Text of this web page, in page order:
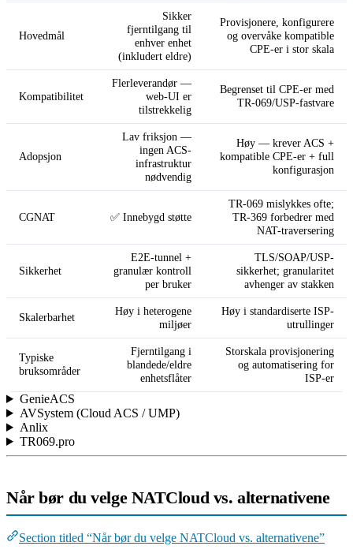
Hovedmål
Sikker
fjerntilgang til
enhver enhet
(inkludert eldre)
Provisjonere, konfigurere
og overvåke kompatible
CPE-er i stor skala
Kompatibilitet
Flerleverandør —
web-UI er
tilstrekkelig
Begrenset til CPE-er med
TR-069/USP-fastvare
Adopsjon
Lav friksjon —
ingen ACS-
infrastruktur
nødvendig
Høy — krever ACS +
kompatible CPE-er + full
konfigurasjon
CGNAT ✅ Innebygd støtte
TR-069 mislykkes ofte;
TR-369 forbedrer med
NAT-traversering
Sikkerhet
E2E-tunnel +
granulær kontroll
per bruker
TLS/SOAP/USP-
sikkerhet; granularitet
avhenger av stakken
Skalerbarhet
Høy i heterogene
miljøer
Høy i standardiserte ISP-
utrullinger
Typiske
bruksområder
Fjerntilgang i
blandede/eldre
enhetsflåter
Storskala provisjonering
og automatisering for
ISP-er
GenieACS
AVSystem (Cloud ACS / UMP)
Anlix
TR069.pro
Når bør du velge NATCloud vs. alternativene
Section titled “Når bør du velge NATCloud vs. alternativene”